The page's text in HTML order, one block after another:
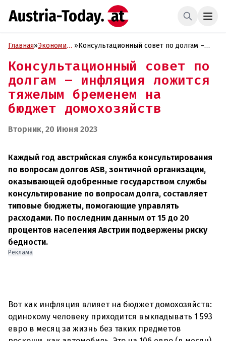
Главная»Экономика »Консультационный совет по долгам –
на бюджет домохозяйств
Консультационный совет по
долгам – инфляция ложится
тяжелым бременем на
бюджет домохозяйств
Вторник, 20 Июня 2023
Каждый год австрийская служба консультирования
по вопросам долгов ASB, зонтичной организации,
оказывающей одобренные государством службы
консультирование по вопросам долга, составляет
типовые бюджеты, помогающие управлять
расходами. По последним данным от 15 до 20
процентов населения Австрии подвержены риску
бедности.
Реклама
Вот как инфляция влияет на бюджет домохозяйств:
одинокому человеку приходится выкладывать 1 593
евро в месяц за жизнь без таких предметов